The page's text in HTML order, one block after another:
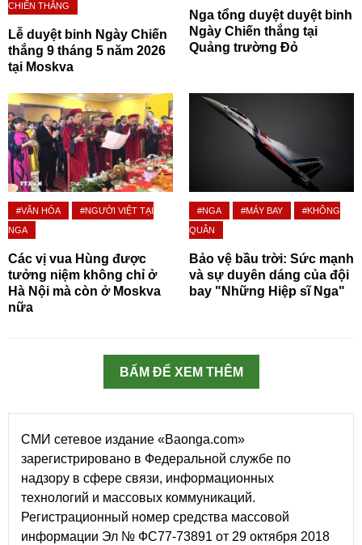
CHIẾN THẮNG
Lễ duyệt binh Ngày Chiến
thắng 9 tháng 5 năm 2026
tại Moskva
Nga tổng duyệt duyệt binh
Ngày Chiến thắng tại
Quảng trường Đỏ
#VĂN HÓA
#NGƯỜI VIỆT TẠI
NGA
Các vị vua Hùng được
tưởng niệm không chỉ ở
Hà Nội mà còn ở Moskva
nữa
#NGA #MÁY BAY
#KHÔNG
QUÂN
Bảo vệ bầu trời: Sức mạnh
và sự duyên dáng của đội
bay "Những Hiệp sĩ Nga"
BẤM ĐỂ XEM THÊM
СМИ сетевое издание «Baonga.com»
зарегистрировано в Федеральной службе по
надзору в сфере связи, информационных
технологий и массовых коммуникаций.
Регистрационный номер средства массовой
информации Эл № ФС77-73891 от 29 октября 2018